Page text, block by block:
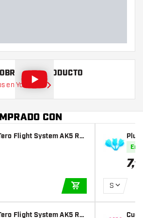
ESTE PRODUCTO
en YouTube
CON
Flight System AK5 Ro
- Red
AÑADIR A LA
Flight System AK5 Ro
ost
En
7,35
S